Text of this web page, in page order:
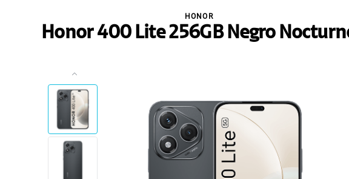
Honor 400 Lite 256GB Negro
HONOR